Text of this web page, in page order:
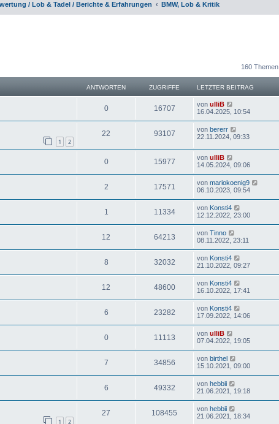
/ Lob & Tadel / Berichte & Erfahrungen BMW, Lob & Kritik
160 Themen
ANTWORTEN ZUGRIFFE LETZTER BEITRAG
0 16707 von ulliB
16.04.2025, 10:54
1 2
22 93107 von bererr
22.11.2024, 09:33
0 15977 von ulliB
14.05.2024, 09:06
2 17571 von mariokoenig9
06.10.2023, 09:54
1 11334 von Konsti4
12.12.2022, 23:00
12 64213 von Tinno
08.11.2022, 23:11
8 32032 von Konsti4
21.10.2022, 09:27
12 48600 von Konsti4
16.10.2022, 17:41
6 23282 von Konsti4
17.09.2022, 14:06
0 11113 von ulliB
07.04.2022, 19:05
7 34856 von birthel
15.10.2021, 09:00
6 49332 von hebbii
21.06.2021, 19:18
1 2
27 108455 von hebbii
21.06.2021, 18:34